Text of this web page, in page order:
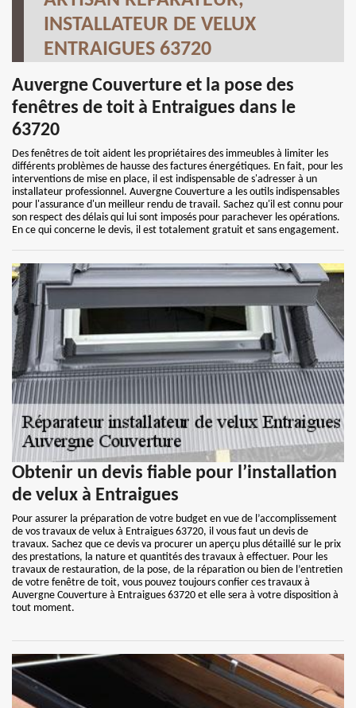
INSTALLATEUR DE VELUX
ENTRAIGUES 63720
Auvergne Couverture et la pose des
fenêtres de toit à Entraigues dans le
63720
Des fenêtres de toit aident les propriétaires des immeubles à limiter les
différents problèmes de hausse des factures énergétiques. En fait, pour les
interventions de mise en place, il est indispensable de s'adresser à un
installateur professionnel. Auvergne Couverture a les outils indispensables
pour l'assurance d'un meilleur rendu de travail. Sachez qu'il est connu pour
son respect des délais qui lui sont imposés pour parachever les opérations.
En ce qui concerne le devis, il est totalement gratuit et sans engagement.
Obtenir un devis fiable pour l’installation
de velux à Entraigues
Pour assurer la préparation de votre budget en vue de l’accomplissement
de vos travaux de velux à Entraigues 63720, il vous faut un devis de
travaux. Sachez que ce devis va procurer un aperçu plus détaillé sur le prix
des prestations, la nature et quantités des travaux à effectuer. Pour les
travaux de restauration, de la pose, de la réparation ou bien de l’entretien
de votre fenêtre de toit, vous pouvez toujours confier ces travaux à
Auvergne Couverture à Entraigues 63720 et elle sera à votre disposition à
tout moment.